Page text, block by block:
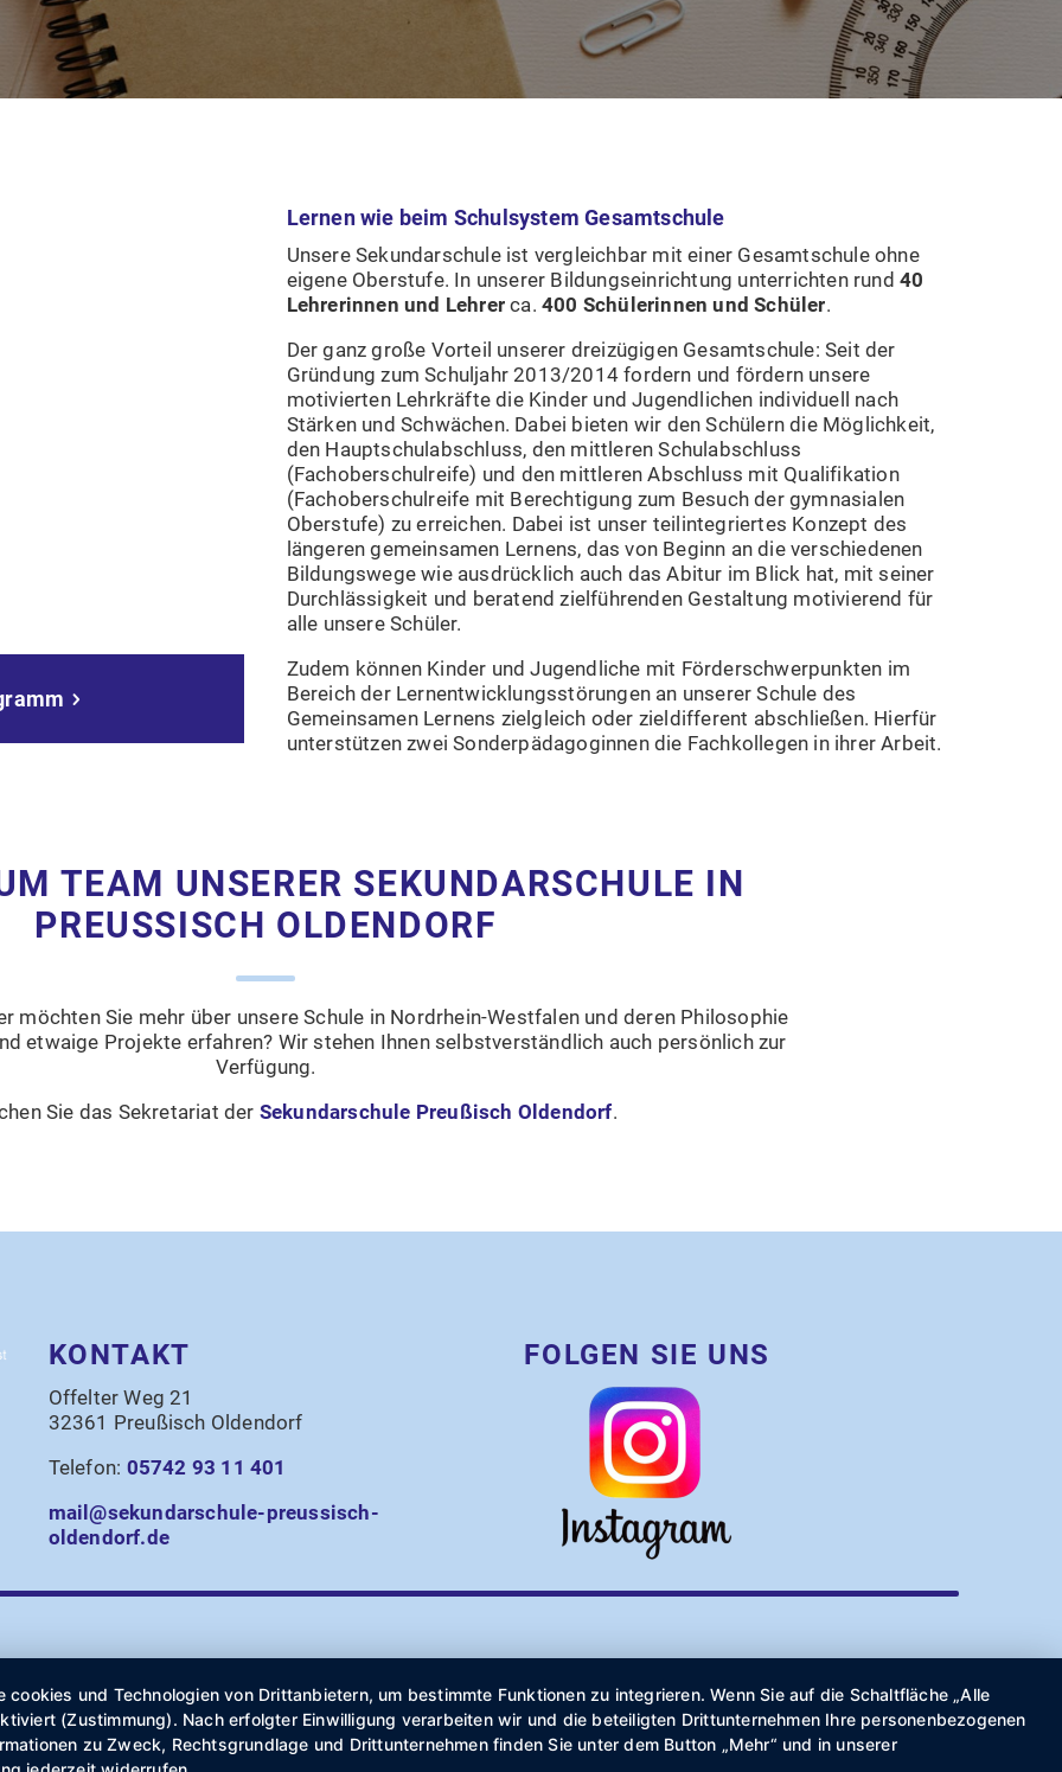
Lernen wie beim Schulsystem Gesamtschule
Unsere Sekundarschule ist vergleichbar mit einer Gesamtschule ohne
eigene Oberstufe. In unserer Bildungseinrichtung unterrichten rund 40
Lehrerinnen und Lehrerca. 400 Schülerinnen und Schüler.
Der ganz große Vorteil unserer dreizügigen Gesamtschule: Seit der
Gründung zum Schuljahr 2013/2014 fordern und fördern unsere
motivierten Lehrkräfte die Kinder und Jugendlichen individuell nach
Stärken und Schwächen. Dabei bieten wir den Schülern die Möglichkeit,
den Hauptschulabschluss, den mittleren Schulabschluss
(Fachoberschulreife) und den mittleren Abschluss mit Qualifikation
(Fachoberschulreife mit Berechtigung zum Besuch der gymnasialen
Oberstufe) zu erreichen. Dabei ist unser teilintegriertes Konzept des
längeren gemeinsamen Lernens, das von Beginn an die verschiedenen
Bildungswege wie ausdrücklich auch das Abitur im Blick hat, mit seiner
Durchlässigkeit und beratend zielführenden Gestaltung motivierend für
alle unsere Schüler.
Zudem können Kinder und Jugendliche mit Förderschwerpunkten im
Bereich der Lernentwicklungsstörungen an unserer Schule des
Gemeinsamen Lernens zielgleich oder zieldifferent abschließen. Hierfür
unterstützen zwei Sonderpädagoginnen die Fachkollegen in ihrer Arbeit.
TEAM UNSERER SEKUNDARSCHULE IN
PREUSSISCH OLDENDORF
möchten Sie mehr über unsere Schule in Nordrhein-Westfalen und deren Philosophie
etwaige Projekte erfahren? Wir stehen Ihnen selbstverständlich auch persönlich zur
Verfügung.
Sie das Sekretariat der Sekundarschule Preußisch Oldendorf.
KONTAKT
Offelter Weg 21
32361 Preußisch Oldendorf
Telefon: 05742 93 11 401
mail@sekundarschule-preussisch-
oldendorf.de
FOLGEN SIE UNS
und Technologien von Drittanbietern, um bestimmte Funktionen zu integrieren. Wenn Sie auf die Schaltfläche „Alle
(Zustimmung). Nach erfolgter Einwilligung verarbeiten wir und die beteiligten Drittunternehmen Ihre personenbezogenen
zu Zweck, Rechtsgrundlage und Drittunternehmen finden Sie unter dem Button „Mehr“ und in unserer